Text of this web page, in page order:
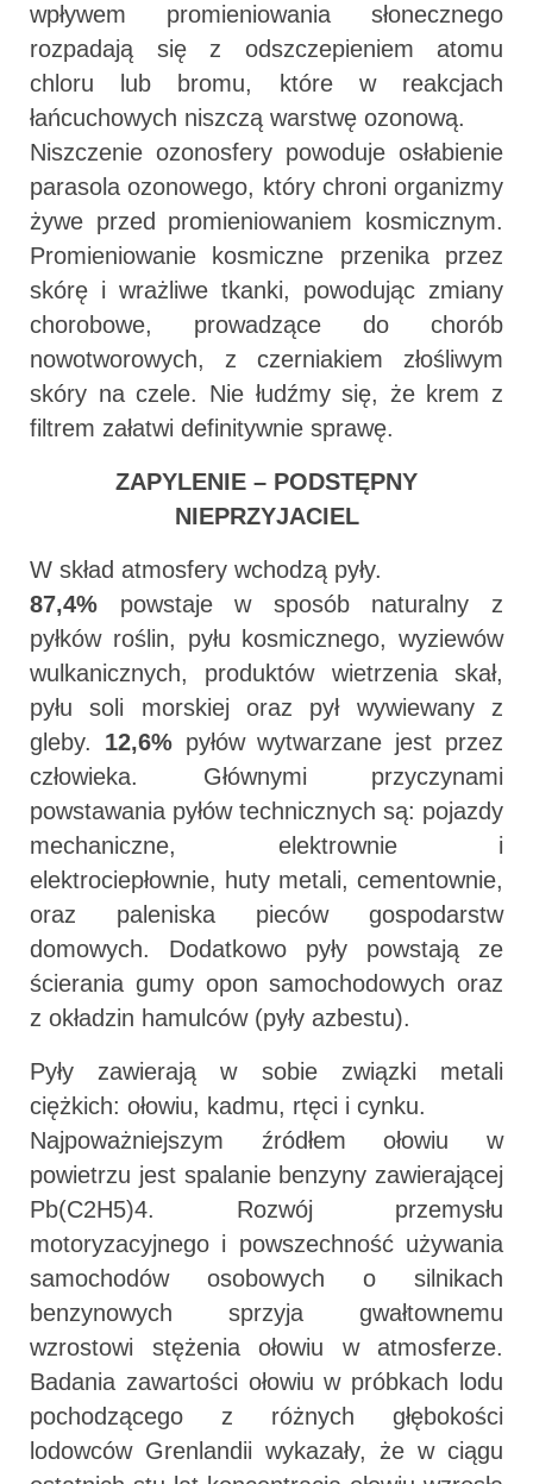
wpływem promieniowania słonecznego
rozpadają się z odszczepieniem atomu
chloru lub bromu, które w reakcjach
łańcuchowych niszczą warstwę ozonową.
Niszczenie ozonosfery powoduje osłabienie
parasola ozonowego, który chroni organizmy
żywe przed promieniowaniem kosmicznym.
Promieniowanie kosmiczne przenika przez
skórę i wrażliwe tkanki, powodując zmiany
chorobowe, prowadzące do chorób
nowotworowych, z czerniakiem złośliwym
skóry na czele. Nie łudźmy się, że krem z
filtrem załatwi definitywnie sprawę.
ZAPYLENIE – PODSTĘPNY
NIEPRZYJACIEL
W skład atmosfery wchodzą pyły.
87,4% powstaje w sposób naturalny z
pyłków roślin, pyłu kosmicznego, wyziewów
wulkanicznych, produktów wietrzenia skał,
pyłu soli morskiej oraz pył wywiewany z
gleby. 12,6%pyłów wytwarzane jest przez
człowieka. Głównymi przyczynami
powstawania pyłów technicznych są: pojazdy
mechaniczne, elektrownie i
elektrociepłownie, huty metali, cementownie,
oraz paleniska pieców gospodarstw
domowych. Dodatkowo pyły powstają ze
ścierania gumy opon samochodowych oraz
z okładzin hamulców (pyły azbestu).
Pyły zawierają w sobie związki metali
ciężkich: ołowiu, kadmu, rtęci i cynku.
Najpoważniejszym źródłem ołowiu w
powietrzu jest spalanie benzyny zawierającej
Pb(C2H5)4. Rozwój przemysłu
motoryzacyjnego i powszechność używania
samochodów osobowych o silnikach
benzynowych sprzyja gwałtownemu
wzrostowi stężenia ołowiu w atmosferze.
Badania zawartości ołowiu w próbkach lodu
pochodzącego z różnych głębokości
lodowców Grenlandii wykazały, że w ciągu